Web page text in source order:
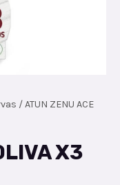
/ ATUN ZENU ACE
X3